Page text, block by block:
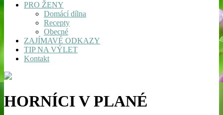
PRO ŽENY
Domácí dílna
Recepty
Obecné
ZAJÍMAVÉ ODKAZY
TIP NA VÝLET
Kontakt
HORNÍCI V PLANÉ